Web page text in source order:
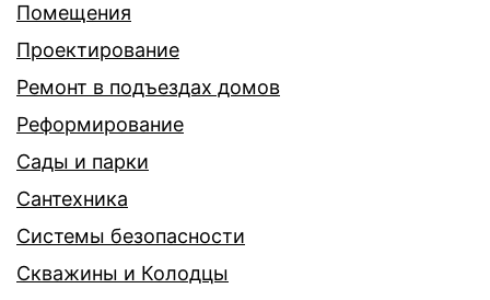
Помещения
Проектирование
Ремонт в подъездах домов
Реформирование
Сады и парки
Сантехника
Системы безопасности
Скважины и Колодцы